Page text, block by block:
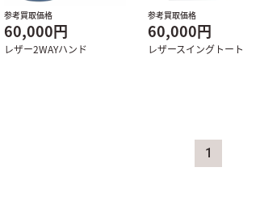
参考買取価格
60,000円
レザー2WAYハンド
参考買取価格
60,000円
レザースイングトート
1